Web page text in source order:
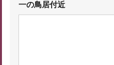
一の鳥居付近